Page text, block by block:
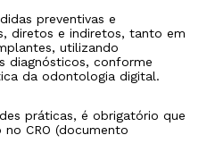
preventivas e
diretos e indiretos, tanto em
utilizando
diagnósticos, conforme
da odontologia digital.
práticas, é obrigatório que
CRO (documento